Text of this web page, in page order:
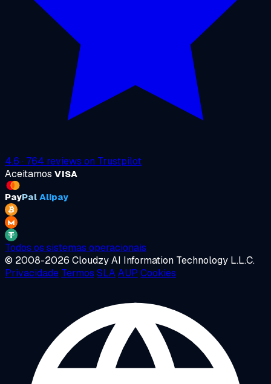
4.6 · 764 reviews on Trustpilot
Aceitamos VISA
PayPal Alipay
Todos os sistemas operacionais
© 2008-2026 Cloudzy AI Information Technology L.L.C.
Privacidade Termos SLAAUP Cookies